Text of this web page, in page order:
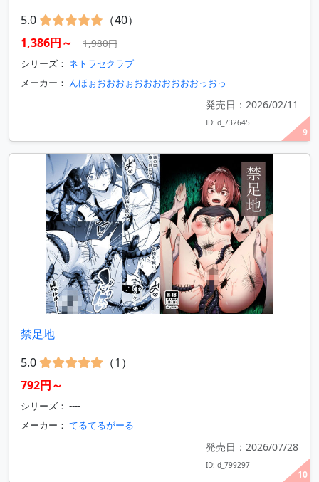
9
5.0
（40）
1,386円～
1,980円
シリーズ： ネトラセクラブ
メーカー： んほぉおおおぉおおおおおおおっおっ
発売日：2026/02/11
ID: d_732645
10
禁足地
5.0
（1）
792円～
シリーズ： ----
メーカー： てるてるがーる
発売日：2026/07/28
ID: d_799297